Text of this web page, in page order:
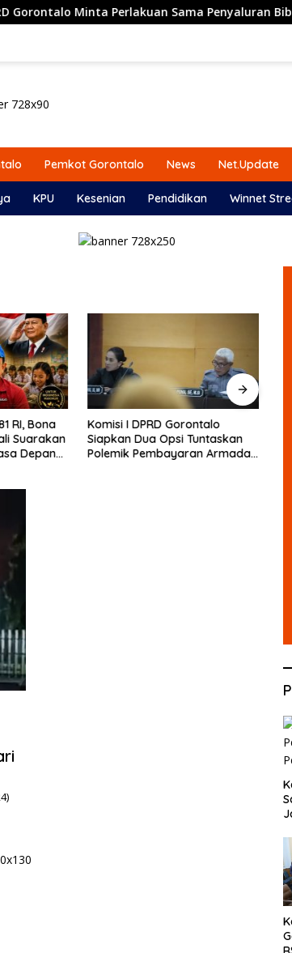
Perlakuan Sama Penyaluran Bibit dan
Pemkot Gorontalo News Net.Update
KPU Kesenian Pendidikan Winnet
RI, Bona
Suarakan
Depan
Komisi I DPRD Gorontalo
Siapkan Dua Opsi Tuntaskan
Polemik Pembayaran Armada